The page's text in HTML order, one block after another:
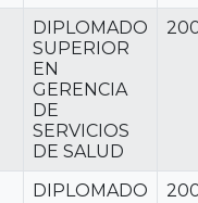
DIPLOMADO
SUPERIOR
EN
GERENCIA
DE
SERVICIOS
DE SALUD
DIPLOMADO